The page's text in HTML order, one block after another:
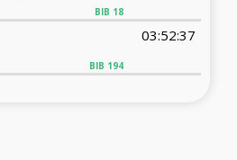
BIB 18
BIB 194
03:52:37